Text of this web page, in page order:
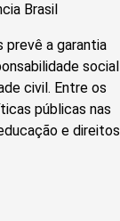
Brasil
prevê a garantia
social
civil. Entre os
públicas nas
e direitos